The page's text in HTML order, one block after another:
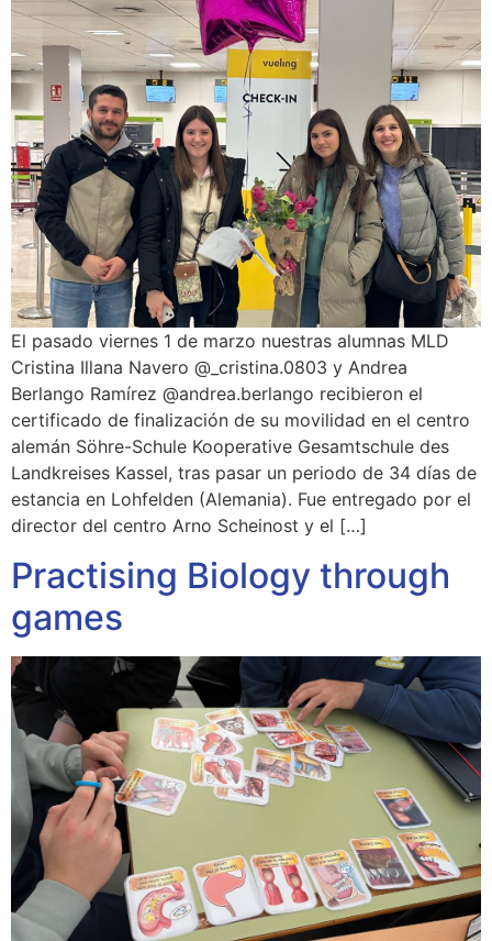
El pasado viernes 1 de marzo nuestras alumnas MLD
Cristina Illana Navero @_cristina.0803 y Andrea
Berlango Ramírez @andrea.berlango recibieron el
certificado de finalización de su movilidad en el centro
alemán Söhre-Schule Kooperative Gesamtschule des
Landkreises Kassel, tras pasar un periodo de 34 días de
estancia en Lohfelden (Alemania). Fue entregado por el
director del centro Arno Scheinost y el […]
Practising Biology through
games